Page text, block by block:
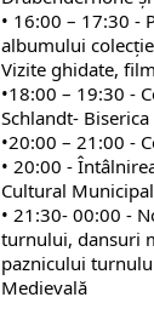
️• 16:00 – 17:30 -
albumului
Vizite ghidate,
️•18:00 – 19:30 -
Schlandt-
️•20:00 – 21:00 -
️• 20:00 -
Cultural Municipal
️• 21:30- 00:00 -
turnului, dansuri
paznicului
Medievală